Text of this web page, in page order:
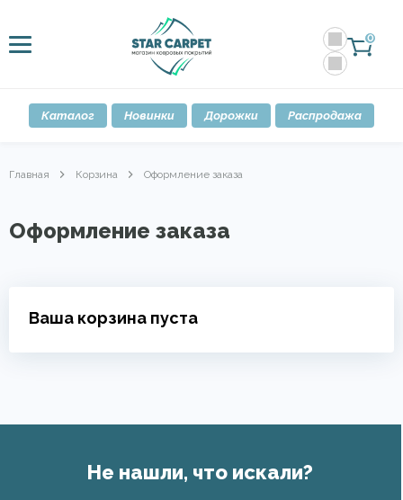
0
Каталог Новинки Дорожки Распродажа
Главная Корзина Оформление заказа
Оформление заказа
Ваша корзина пуста
Не нашли, что искали?